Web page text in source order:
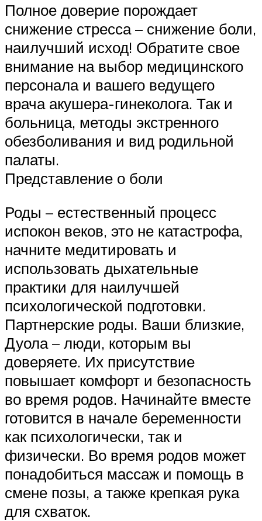
Полное доверие порождает
снижение стресса – снижение боли,
наилучший исход! Обратите свое
внимание на выбор медицинского
персонала и вашего ведущего
врача акушера-гинеколога. Так и
больница, методы экстренного
обезболивания и вид родильной
палаты.
Представление о боли
Роды – естественный процесс
испокон веков, это не катастрофа,
начните медитировать и
использовать дыхательные
практики для наилучшей
психологической подготовки.
Партнерские роды. Ваши близкие,
Дуола – люди, которым вы
доверяете. Их присутствие
повышает комфорт и безопасность
во время родов. Начинайте вместе
готовится в начале беременности
как психологически, так и
физически. Во время родов может
понадобиться массаж и помощь в
смене позы, а также крепкая рука
для схваток.